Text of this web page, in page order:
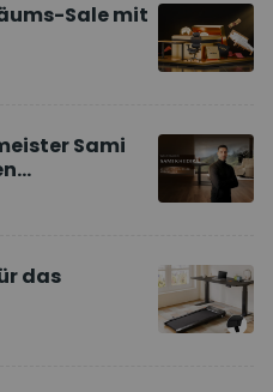
Sale mit
Sami
das